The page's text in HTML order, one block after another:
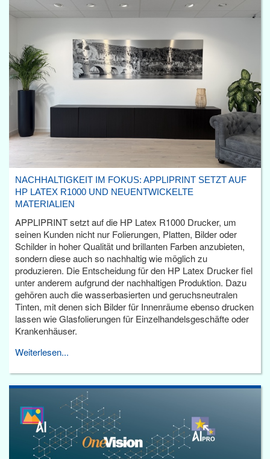
NACHHALTIGKEIT IM FOKUS: APPLIPRINT SETZT AUF
HP LATEX R1000 UND NEUENTWICKELTE
MATERIALIEN
APPLIPRINT setzt auf die HP Latex R1000 Drucker, um
seinen Kunden nicht nur Folierungen, Platten, Bilder oder
Schilder in hoher Qualität und brillanten Farben anzubieten,
sondern diese auch so nachhaltig wie möglich zu
produzieren. Die Entscheidung für den HP Latex Drucker fiel
unter anderem aufgrund der nachhaltigen Produktion. Dazu
gehören auch die wasserbasierten und geruchsneutralen
Tinten, mit denen sich Bilder für Innenräume ebenso drucken
lassen wie Glasfolierungen für Einzelhandelsgeschäfte oder
Krankenhäuser.
Weiterlesen...